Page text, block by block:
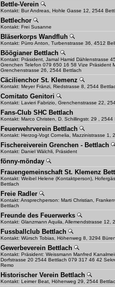
Bettle-Verein
Kontakt: Bur Andreas, Hohle Gasse 12, 2544
Bettlechor
Kontakt: Frei Susanne
Bläserkorps Wandfluh
Kontakt: Pürro Anton, Turbenstrasse 36, 4512
Böögianer Bettlach
Kontakt: Präsident, Jamal Hamid Dählenstrasse
Grenchen Telefon 079 650 16 58 Vize Präsident
Grenchenstrasse 26, 2544 Bettlach
Cäcilienchor St. Klemenz
Kontakt: Meyer Fränzi, Riedstrasse 8, 2544
Comitato Genitori
Kontakt: Lavieri Fabrizio, Grenchenstrasse 22,
Fans-Club SHC Bettlach
Kontakt: Marco Christen, D. Schillingstr. 29 , 2544
Feuerwehrverein Bettlach
Kontakt: Herzog-Vogt Cornelia, Mazzinistrasse 1,
Fischereiverein Grenchen - Bettlach
Kontakt: Daniel Wälchli, Präsident
fönny-mönday
Frauengemeinschaft St. Klemenz
Kontakt: Weibel Helene (Kontaktperson),
Bettlach
Freie Radler
Kontakt: Ansprechperson: Marti Christian,
Bettlach
Freunde des Feuerwerks
Kontakt: Glanzmann Aquila, Allemendstrasse 12,
Fussballclub Bettlach
Kontakt: Würsch Tobias, Höhenweg 8, 3294
Gewerbeverein Bettlach
Kontakt: Präsident: Weissmann Manfred
Dorfstrasse 20 2544 Bettlach 079 317 46 42
Remo
Historischer Verein Bettlach
Kontakt: Leimer Beat, Höhenweg 29, 2544